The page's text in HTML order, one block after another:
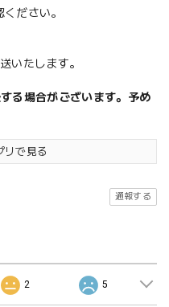
ださい。
いたします。
る場合がございます。予め
リで見る
通報する
2 5